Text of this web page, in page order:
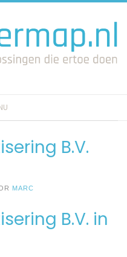
B.V.
MARC
B.V. in